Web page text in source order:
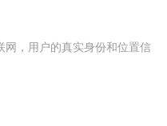
网，用户的真实身份和位置信